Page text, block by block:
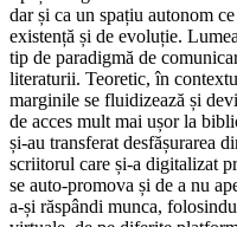
dar și ca un spațiu autonom
existență și de evoluție.
tip de paradigmă de
literaturii. Teoretic, în
marginile se fluidizează și
de acces mult mai ușor la
și-au transferat desfășurarea
scriitorul care și-a digitalizat
se auto-promova și de a nu
a-și răspândi munca,